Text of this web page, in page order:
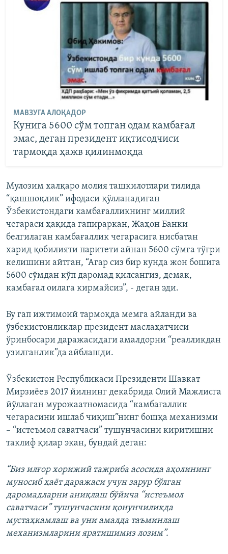
МАВЗУГА АЛОҚАДОР
Кунига 5600 сўм топган одам камбағал
эмас, деган президент иқтисодчиси
тармоқда ҳажв қилинмоқда
Мулозим халқаро молия ташкилотлари тилида
“қашшоқлик” ифодаси қўлланадиган
Ўзбекистондаги камбағалликнинг миллий
чегараси ҳақида гапираркан, Жаҳон Банки
белгилаган камбағаллик чегарасига нисбатан
харид қобилияти паритети айнан 5600 сўмга тўғри
келишини айтган, “Агар сиз бир кунда жон бошига
5600 сўмдан кўп даромад қилсангиз, демак,
камбағал оилага кирмайсиз”, - деган эди.
Бу гап ижтимоий тармоқда мемга айланди ва
ўзбекистонликлар президент маслаҳатчиси
ўринбосари даражасидаги амалдорни “реалликдан
узилганлик”да айблашди.
Ўзбекистон Республикаси Президенти Шавкат
Мирзиёев 2017 йилнинг декабрида Олий Мажлисга
йўллаган мурожаатномасида “камбағаллик
чегарасини ишлаб чиқиш”нинг бошқа механизми
– “истеъмол саватчаси” тушунчасини киритишни
таклиф қилар экан, бундай деган:
“Биз илғор хорижий тажриба асосида аҳолининг
муносиб ҳаёт даражаси учун зарур бўлган
даромадларни аниқлаш бўйича “истеъмол
саватчаси” тушунчасини қонунчиликда
мустаҳкамлаш ва уни амалда таъминлаш
механизмларини яратишимиз лозим”.